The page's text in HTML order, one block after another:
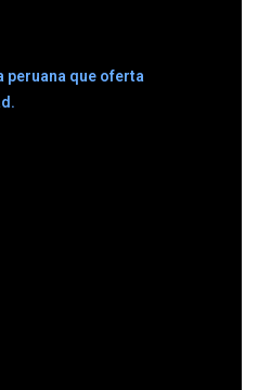
peruana que oferta